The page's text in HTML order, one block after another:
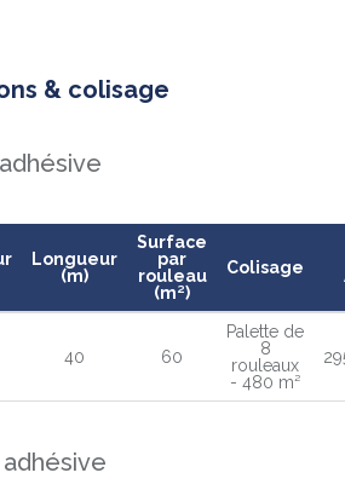
& colisage
Longueur
(m)
Surface
par
rouleau
(m²)
Colisage
40 60
Palette de
8
rouleaux
- 480 m²